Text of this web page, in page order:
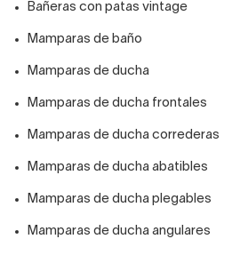
Bañeras con patas vintage
Mamparas de baño
Mamparas de ducha
Mamparas de ducha frontales
Mamparas de ducha correderas
Mamparas de ducha abatibles
Mamparas de ducha plegables
Mamparas de ducha angulares